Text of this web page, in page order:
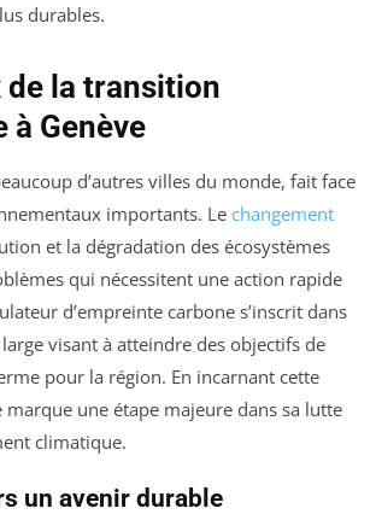
durables.
de la transition
à Genève
d’autres villes du monde, fait face
importants. Le changement
et la dégradation des écosystèmes
qui nécessitent une action rapide
d’empreinte carbone s’inscrit dans
visant à atteindre des objectifs de
pour la région. En incarnant cette
une étape majeure dans sa lutte
climatique.
un avenir durable